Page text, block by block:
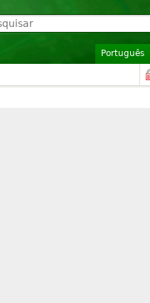
Português